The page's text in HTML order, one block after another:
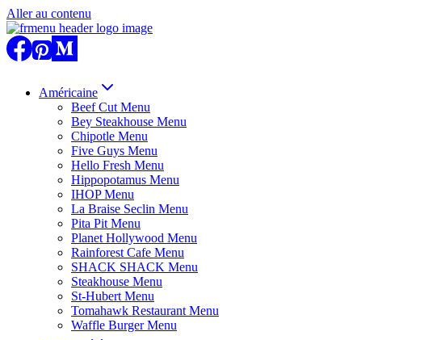
Aller au contenu
Américaine
Beef Cut Menu
Bey Steakhouse Menu
Chipotle Menu
Five Guys Menu
Hello Fresh Menu
Hippopotamus Menu
IHOP Menu
La Braise Seclin Menu
Pita Pit Menu
Planet Hollywood Menu
Rainforest Cafe Menu
SHACK SHACK Menu
Steakhouse Menu
St-Hubert Menu
Tomahawk Restaurant Menu
Waffle Burger Menu